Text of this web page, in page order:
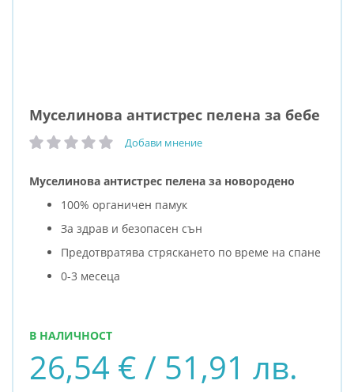
Муселинова антистрес пелена за бебе
рейтинг: Добави мнение
Муселинова антистрес пелена за новородено
100% органичен памук
За здрав и безопасен сън
Предотвратява стряскането по време на спане
0-3 месеца
26,54 € / 51,91 лв.
В НАЛИЧНОСТ